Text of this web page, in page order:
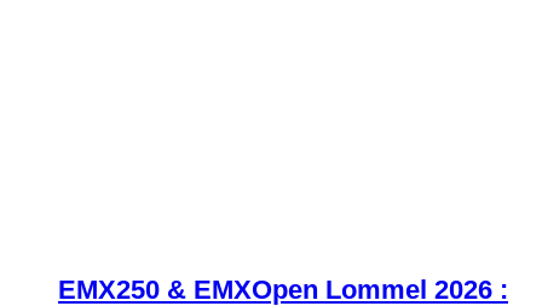
EMX250 & EMXOpen Lommel 2026 :